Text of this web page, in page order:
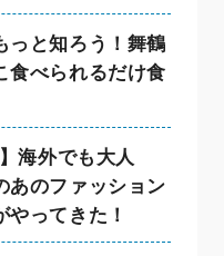
っと知ろう！舞鶴
食べられるだけ食
海外でも大人
あのファッション
やってきた！